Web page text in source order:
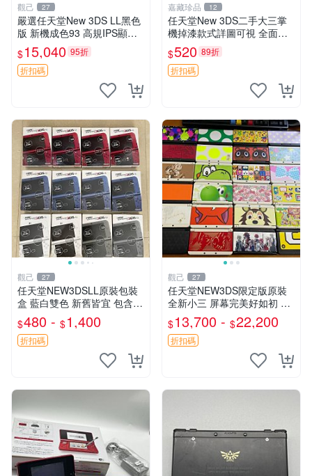
觀己 27
嚴選任天堂New 3DS LL黑色
版 新機成色93 高規IPS顯示
屏幕雪白 游戲資源免費供應
充電線附贈 薄膜相送 推薦收
藏 new 3ds ll 黑
$15,040 95折
折扣碼
嘉藏珍品 12
任天堂New 3DS二手大三掌
機掉漆款式詳圖可視 全面檢
測確保無虞 二手任天堂New
3DS 掉漆編號發貨 大三掌機
收藏推薦 二手任天堂New 3D
$520 89折
折扣碼
觀己 27
任天堂NEW3DSLL原裝包裝
盒 藍白雙色 新舊皆宜 包含所
有配件 二手全新 任天堂NEW
3DSLL包裝盒 非國產盒 藍色
紅色銀黑色 白色（內托說明
$480 - $1,400
折扣碼
觀己 27
任天堂NEW3DS限定版原裝
全新小三 屏幕完美好如初 貼
膜保護嚴選推薦 專家檢測功
能正常 任天堂NEW3DS 小三
98新 成色優質 日本原裝 新小
$13,700 - $22,200
折扣碼